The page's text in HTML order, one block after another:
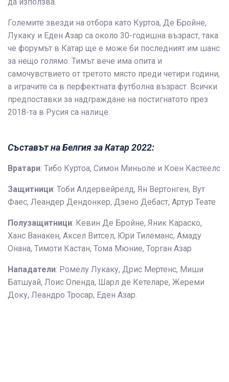
Големите звезди на отбора като Куртоа, Де Бройне,
Лукаку и Еден Азар са около 30-годишна възраст, така
че форумът в Катар ще е може би последният им шанс
за нещо голямо. Тимът вече има опита и
самочувствието от третото място преди четири години,
а играчите са в перфектната футболна възраст. Всички
предпоставки за надграждане на постигнатото през
2018-та в Русия са налице.
Съставът на Белгия за Катар 2022:
Вратари: Тибо Куртоа, Симон Миньоле и Коен Кастеелс
Защитници: Тоби Алдервейрелд, Ян Вертонген, Вут
Фаес, Леандер Дендонкер, Дзено Дебаст, Артур Теате
Полузащитници: Кевин Де Бройне, Яник Караско,
Ханс Ванакен, Аксел Витсел, Юри Тилеманс, Амаду
Онана, Тимоти Кастан, Тома Мюние, Торган Азар
Нападатели: Ромелу Лукаку, Дрис Мертенс, Миши
Батшуай, Лоис Опенда, Шарл де Кетеларе, Жереми
Доку, Леандро Тросар, Еден Азар.